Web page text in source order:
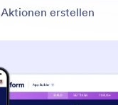
Aktionen erstellen